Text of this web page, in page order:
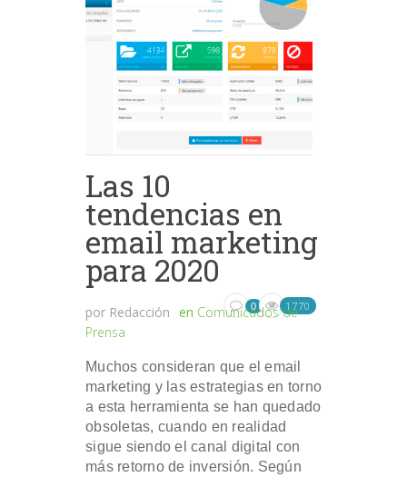
Las 10
tendencias en
email marketing
para 2020
por Redacción en Comunicados de
Prensa
0 1770
Muchos consideran que el email
marketing y las estrategias en torno
a esta herramienta se han quedado
obsoletas, cuando en realidad
sigue siendo el canal digital con
más retorno de inversión. Según